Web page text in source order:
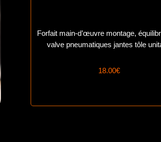
Forfait main-d’œuvre montage,
valve pneumatiques jantes tôle
18.00€